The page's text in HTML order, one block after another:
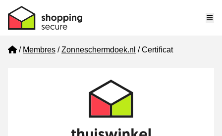
Home
Membres Zonneschermdoek.nl Certificat